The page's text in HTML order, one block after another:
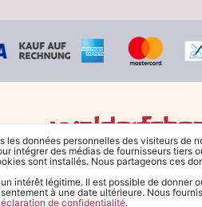
© Copyright 2026 Waldorfshop|Tous
données personnelles des visiteurs de
intégrer des médias de fournisseurs tiers
sont installés. Nous partageons ces
intérêt légitime. Il est possible de donner
à une date ultérieure. Nous
de confidentialité.